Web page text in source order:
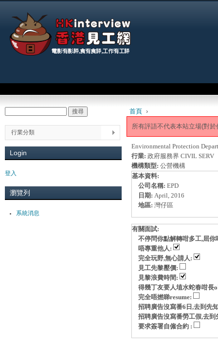
首頁›
所有評語不代表本站立場(對
Environmental Protection
行業: 政府服務界 CIVIL SERV
機構類型: 公營機構
基本資料:
公司名稱: EPD
日期: April, 2016
地區: 灣仔區
有關面試:
不停問你點解轉咁多工,屈
唔專重他人:
完全玩野,無心請人:
見工先黎壓價:
見黎浪費時間:
得幾丁友要人埴水蛇春咁長
完全唔撚睇resume:
招聘廣告沒寫番6日,去到先
招聘廣告沒寫番勞工假,去
要求簽署自僱合約 :
行業分類
Login
登入
瀏覽列
系統消息